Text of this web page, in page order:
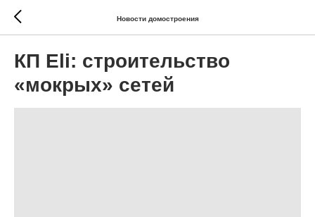
Новости домостроения
КП Eli: строительство
«мокрых» сетей